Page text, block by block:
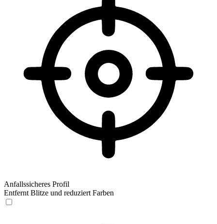
Anfallssicheres Profil
Entfernt Blitze und reduziert Farben